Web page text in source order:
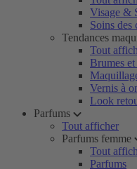
Visage &
Soins des
Tendances
Tout
Brumes
Vernis à
Look
Parfums
Tout afficher
Parfums femme
Tout
Parfums